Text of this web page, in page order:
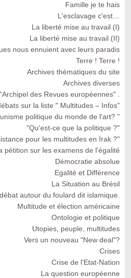
Famille je te hais
L'esclavage c'est…
La liberté mise au travail (I)
La liberté mise au travail (II)
nous ennuient avec leurs paradis
Terre ! Terre !
Archives thématiques du site
Archives diverses
des Revues européennes" .
sur la liste " Multitudes – Infos"
politique du monde de l'art? "
"Qu'est-ce que la politique ?"
pour les multitudes en Irak ?"
pétition sur les examens de l'égalité
Démocratie absolue
Egalité et Différence
La Situation au Brésil
autour du foulard dit islamique.
Multitude et élection américaine
Ontologie et politique
Utopies, peuple, multitudes
Vers un nouveau "New deal"?
Crises
Crise de l'Etat-Nation
La question européenne